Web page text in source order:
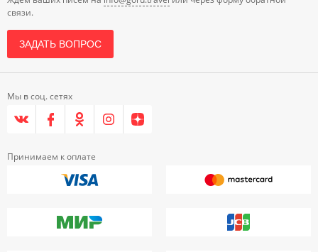
связи.
ЗАДАТЬ ВОПРОС
Мы в соц. сетях
Принимаем к оплате